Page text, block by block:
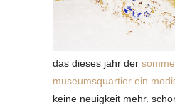
das dieses jahr der
museumsquartier ein
keine neuigkeit mehr.